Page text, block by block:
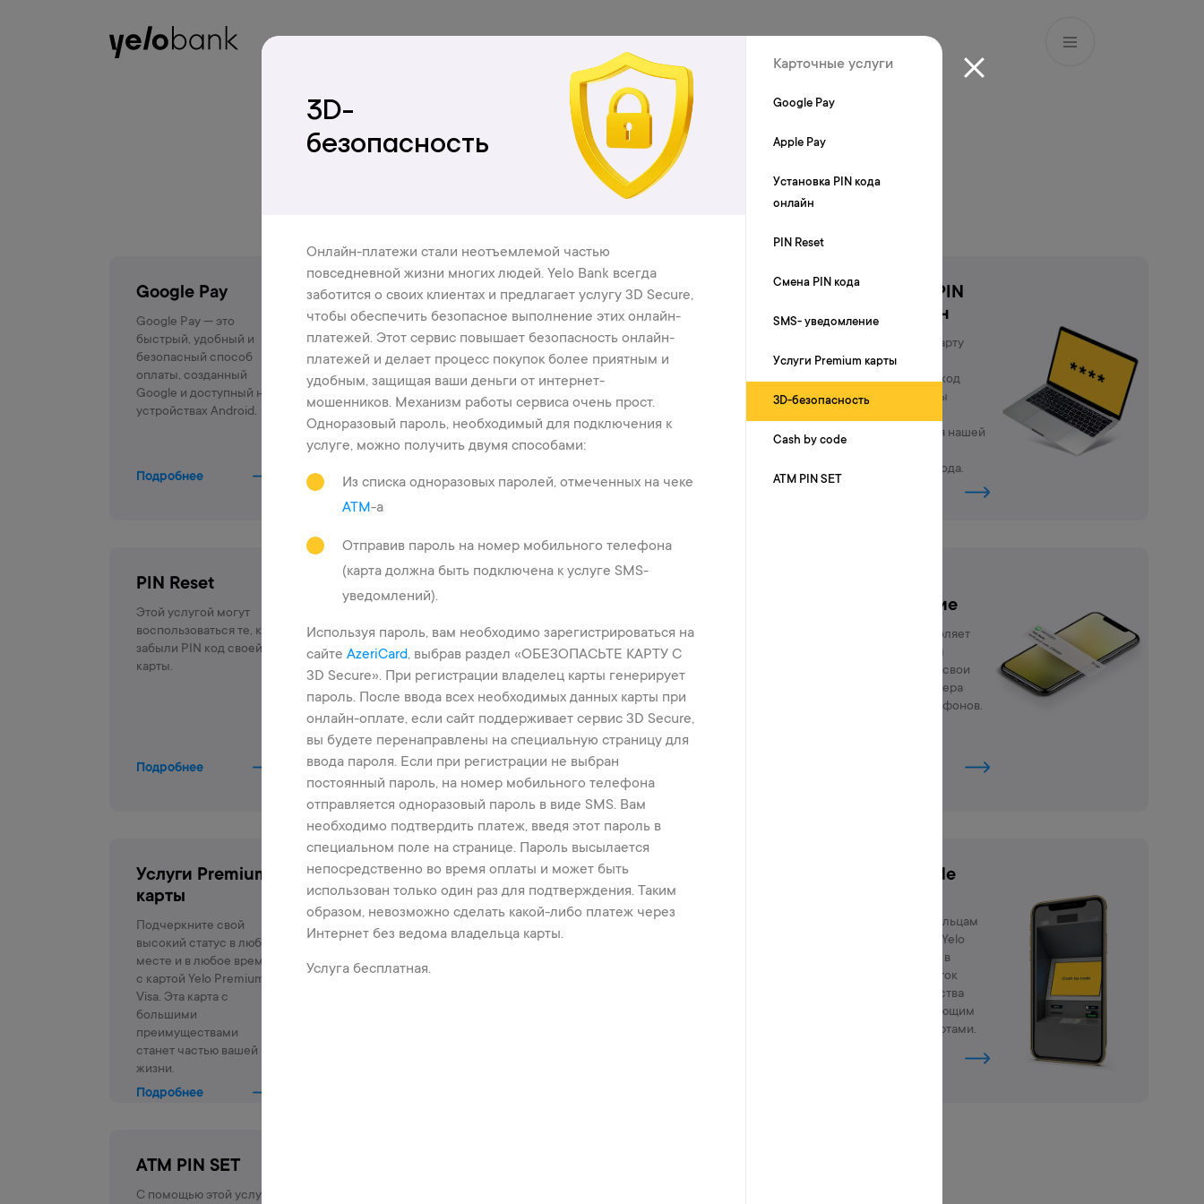
3D-
безопасность
Онлайн-платежи стали неотъемлемой частью
повседневной жизни многих людей. Yelo Bank всегда
заботится о своих клиентах и предлагает услугу 3D Secure,
чтобы обеспечить безопасное выполнение этих онлайн-
платежей. Этот сервис повышает безопасность онлайн-
платежей и делает процесс покупок более приятным и
удобным, защищая ваши деньги от интернет-
мошенников. Механизм работы сервиса очень прост.
Одноразовый пароль, необходимый для подключения к
услуге, можно получить двумя способами:
Из списка одноразовых паролей, отмеченных на чеке
ATM-а
Отправив пароль на номер мобильного телефона
(карта должна быть подключена к услуге SMS-
уведомлений).
Используя пароль, вам необходимо зарегистрироваться на
сайте AzeriCard, выбрав раздел «ОБЕЗОПАСЬТЕ КАРТУ С
3D Secure». При регистрации владелец карты генерирует
пароль. После ввода всех необходимых данных карты при
онлайн-оплате, если сайт поддерживает сервис 3D Secure,
вы будете перенаправлены на специальную страницу для
ввода пароля. Если при регистрации не выбран
постоянный пароль, на номер мобильного телефона
отправляется одноразовый пароль в виде SMS. Вам
необходимо подтвердить платеж, введя этот пароль в
специальном поле на странице. Пароль высылается
непосредственно во время оплаты и может быть
использован только один раз для подтверждения. Таким
образом, невозможно сделать какой-либо платеж через
Интернет без ведома владельца карты.
Услуга бесплатная.
Карточные услуги
Google Pay
Apple Pay
Установка PIN кода
онлайн
PIN Reset
Cмена PIN кода
SMS- уведомление
Услуги Premium карты
3D-безопасность
Cash by code
ATM PIN SET
3D-безопасность
Google Pay
Google Pay — это
быстрый, удобный и
безопасный способ
оплаты, созданный
Google и доступный на
устройствах Android.
Подробнее
Apple Pay
Владельцы карт Yelo
могут совершать
покупки через Apple Pay
очень удобным и
способом.
Подробнее
Установка PIN
кода онлайн
Заказал новую карту
Yelo и хочешь
установить PIN-код
онлайн? Тогда ты
воспользоваться нашей
установки PIN-кода.
PIN Reset
Этой услугой могут
воспользоваться те, кто
забыли PIN код своей
карты.
Подробнее
PIN код в любое время,
можно подойти к
Подробнее
уведомление
Эта услуга позволяет
владельцу карты
контролировать свои
счета через номера
мобильных телефонов.
Услуги Premium
карты
Подчеркните свой
высокий статус в любом
месте и в любое время
с картой Yelo Premium
Visa. Эта карта с
большими
преимуществами
станет частью вашей
жизни.
Подробнее
3D-
безопасность
услугу 3D Secure, чтобы
Cash by code
позволяет владельцам
платежных карт Yelo
Bank отправлять в
любое время суток
денежные средства
лицам, не владеющим
банковскими картами.
ATM PIN SET
С помощью этой услуги